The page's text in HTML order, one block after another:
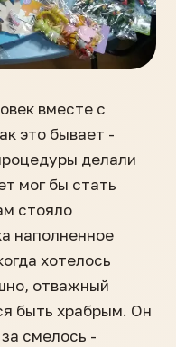
вместе с
это бывает -
делали
мог бы стать
стояло
наполненное
хотелось
отважный
быть храбрым. Он
смелось -